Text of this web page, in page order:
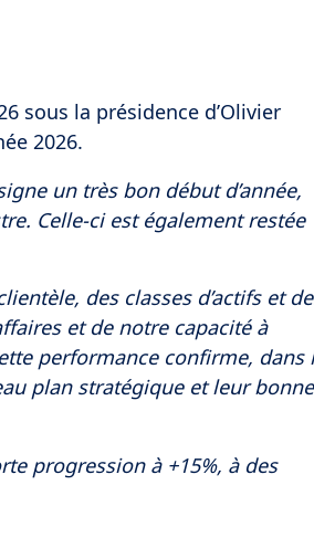
sous la présidence d’Olivier
2026.
un très bon début d’année,
Celle-ci est également restée
des classes d’actifs et
et de notre capacité à
performance confirme, dans
plan stratégique et leur bonne
progression à +15%, à des